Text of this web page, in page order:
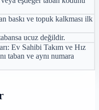
baskı ve topuk kalkması ilk
ucuz değildir.
Ev Sahibi Takım ve Hız
taban ve aynı numara